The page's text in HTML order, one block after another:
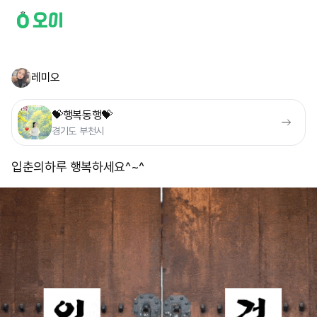
레미오
💝행복동행💝
경기도 부천시
입춘의하루 행복하세요^~^